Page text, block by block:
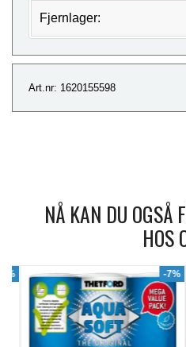
Fjernlager:
Art.nr: 1620155598
NÅ KAN DU OGSÅ
HOS
-7%